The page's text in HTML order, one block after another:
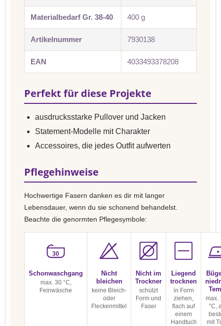
Materialbedarf Gr. 38-40 400 g
Artikelnummer 7930138
EAN 4033493378208
Perfekt für diese Projekte
ausdrucksstarke Pullover und Jacken
Statement-Modelle mit Charakter
Accessoires, die jedes Outfit aufwerten
Pflegehinweise
Hochwertige Fasern danken es dir mit langer
Lebensdauer, wenn du sie schonend behandelst.
Beachte die genormten Pflegesymbole:
30
Schonwaschgang
max. 30 °C,
Feinwäsche
Nicht
bleichen
keine Bleich-
oder
Fleckenmittel
Nicht im
Trockner
schützt
Form und
Faser
Liegend
trocknen
in Form
ziehen,
flach auf
einem
Handtuch
max.
°C,
mit